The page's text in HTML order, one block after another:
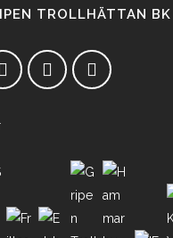
TROLLHÄTTAN BK